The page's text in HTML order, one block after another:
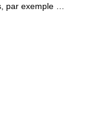
par exemple …